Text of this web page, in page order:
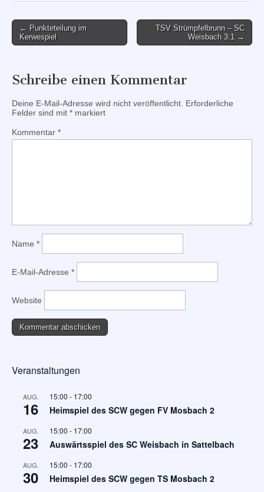
Post
navigation
← Punkteteilung im
Kerwespiel
TSV Strümpfelbrunn – SC
Weisbach 3:1 →
Schreibe einen Kommentar
Deine E-Mail-Adresse wird nicht veröffentlicht. Erforderliche
Felder sind mit * markiert
Kommentar *
Name *
E-Mail-Adresse *
Website
Veranstaltungen
AUG.
16
15:00 - 17:00
Heimspiel des SCW gegen FV Mosbach 2
AUG.
23
15:00 - 17:00
Auswärtsspiel des SC Weisbach in Sattelbach
AUG.
30
15:00 - 17:00
Heimspiel des SCW gegen TS Mosbach 2